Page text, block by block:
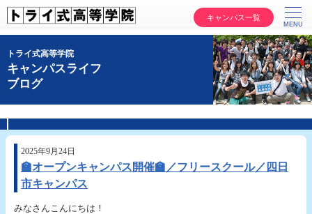
キャンパス一覧
トライ式高等学院
キャンパスライフ
ブログ
2025年9月24日
🏫オープンキャンパス開催🏫／フリースクール／四日
市キャンパス
みなさんこんにちは！